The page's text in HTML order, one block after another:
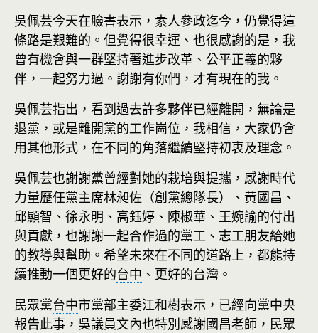
吳佩芸今天在臉書表示，素人參政迄今，仍覺得這
條路是艱難的。但覺得很幸運、也很感謝的是，我
曾有機會與一群堅持著進步改革、公平正義的夥
伴，一起努力過。謝謝有你們，才有現在的我。
吳佩芸指出，看到過去許多夥伴已經離開，無論是
退黨，或是離開黨的工作崗位，我相信，大家仍會
用其他形式，在不同的角落繼續堅持初衷及理念。
吳佩芸也謝謝黨曾經對她的栽培與提攜，感謝時代
力量歷任黨主席林昶佐（創黨總隊長）、黃國昌、
邱顯智、徐永明、高鈺婷、陳椒華、王婉諭的付出
與貢獻，也謝謝一起合作過的黨工、志工朋友給她
的教導與幫助。希望未來在不同的道路上，都能持
續推動一個更好的台中 、更好的台灣。
民眾黨台中市黨部主委江和樹表示，已經向黨中央
報告此事，吳議員文內也特別感謝國昌老師，民眾